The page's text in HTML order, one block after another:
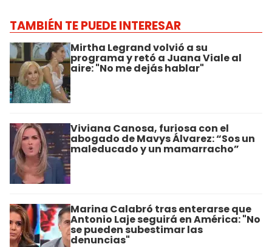
TAMBIÉN TE PUEDE INTERESAR
Mirtha Legrand volvió a su
programa y retó a Juana Viale al
aire: "No me dejás hablar"
Viviana Canosa, furiosa con el
abogado de Mavys Álvarez: “Sos un
maleducado y un mamarracho”
Marina Calabró tras enterarse que
Antonio Laje seguirá en América: "No
se pueden subestimar las
denuncias"